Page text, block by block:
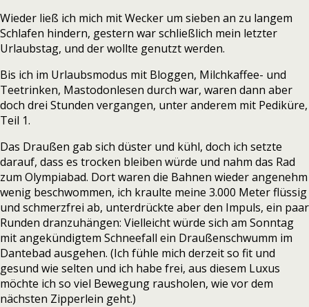
Wieder ließ ich mich mit Wecker um sieben an zu langem
Schlafen hindern, gestern war schließlich mein letzter
Urlaubstag, und der wollte genutzt werden.
Bis ich im Urlaubsmodus mit Bloggen, Milchkaffee- und
Teetrinken, Mastodonlesen durch war, waren dann aber
doch drei Stunden vergangen, unter anderem mit Pediküre,
Teil 1.
Das Draußen gab sich düster und kühl, doch ich setzte
darauf, dass es trocken bleiben würde und nahm das Rad
zum Olympiabad. Dort waren die Bahnen wieder angenehm
wenig beschwommen, ich kraulte meine 3.000 Meter flüssig
und schmerzfrei ab, unterdrückte aber den Impuls, ein paar
Runden dranzuhängen: Vielleicht würde sich am Sonntag
mit angekündigtem Schneefall ein Draußenschwumm im
Dantebad ausgehen. (Ich fühle mich derzeit so fit und
gesund wie selten und ich habe frei, aus diesem Luxus
möchte ich so viel Bewegung rausholen, wie vor dem
nächsten Zipperlein geht.)